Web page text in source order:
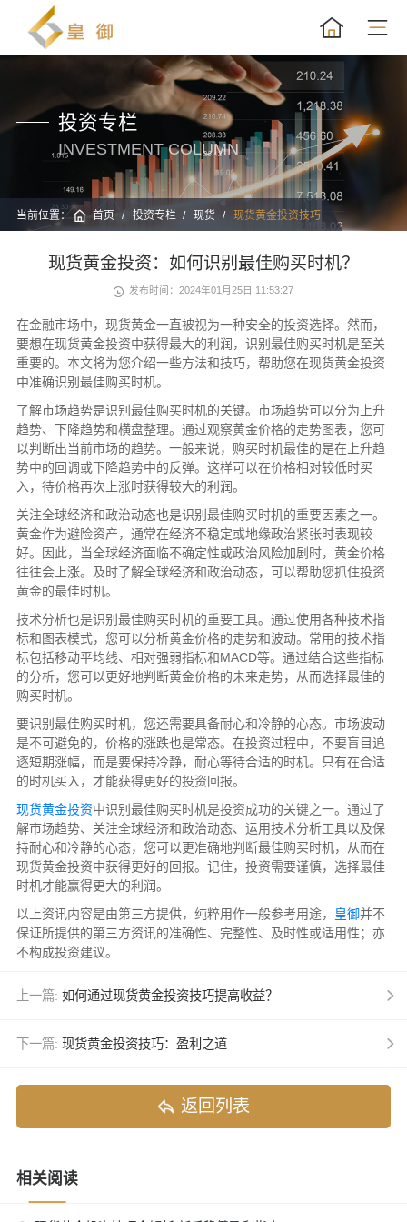
投资专栏
INVESTMENT COLUMN
当前位置： 首页 投资专栏 现货 现货黄金投资技巧
现货黄金投资：如何识别最佳购买时机？
发布时间：2024年01月25日 11:53:27
在金融市场中，现货黄金一直被视为一种安全的投资选择。然而，
要想在现货黄金投资中获得最大的利润，识别最佳购买时机是至关
重要的。本文将为您介绍一些方法和技巧，帮助您在现货黄金投资
中准确识别最佳购买时机。
了解市场趋势是识别最佳购买时机的关键。市场趋势可以分为上升
趋势、下降趋势和横盘整理。通过观察黄金价格的走势图表，您可
以判断出当前市场的趋势。一般来说，购买时机最佳的是在上升趋
势中的回调或下降趋势中的反弹。这样可以在价格相对较低时买
入，待价格再次上涨时获得较大的利润。
关注全球经济和政治动态也是识别最佳购买时机的重要因素之一。
黄金作为避险资产，通常在经济不稳定或地缘政治紧张时表现较
好。因此，当全球经济面临不确定性或政治风险加剧时，黄金价格
往往会上涨。及时了解全球经济和政治动态，可以帮助您抓住投资
黄金的最佳时机。
技术分析也是识别最佳购买时机的重要工具。通过使用各种技术指
标和图表模式，您可以分析黄金价格的走势和波动。常用的技术指
标包括移动平均线、相对强弱指标和MACD等。通过结合这些指标
的分析，您可以更好地判断黄金价格的未来走势，从而选择最佳的
购买时机。
要识别最佳购买时机，您还需要具备耐心和冷静的心态。市场波动
是不可避免的，价格的涨跌也是常态。在投资过程中，不要盲目追
逐短期涨幅，而是要保持冷静，耐心等待合适的时机。只有在合适
的时机买入，才能获得更好的投资回报。
现货黄金投资中识别最佳购买时机是投资成功的关键之一。通过了
解市场趋势、关注全球经济和政治动态、运用技术分析工具以及保
持耐心和冷静的心态，您可以更准确地判断最佳购买时机，从而在
现货黄金投资中获得更好的回报。记住，投资需要谨慎，选择最佳
时机才能赢得更大的利润。
以上资讯内容是由第三方提供，纯粹用作一般参考用途， 皇御并不
保证所提供的第三方资讯的准确性、完整性、及时性或适用性；亦
不构成投资建议。
上一篇: 如何通过现货黄金投资技巧提高收益？
下一篇: 现货黄金投资技巧：盈利之道
返回列表
相关阅读